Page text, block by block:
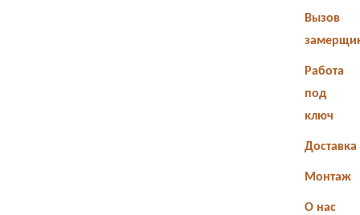
Вызов
Работа
под
ключ
Доставка
Монтаж
О нас